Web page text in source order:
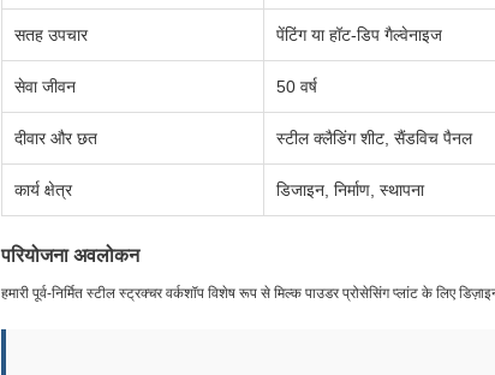
सतह उपचार पेंटिंग या हॉट-डिप गैल्वेनाइज
सेवा जीवन 50 वर्ष
दीवार और छत स्टील क्लैडिंग शीट, सैंडविच पैनल
कार्य क्षेत्र डिजाइन, निर्माण, स्थापना
परियोजना अवलोकन
हमारी पूर्व-निर्मित स्टील स्ट्रक्चर वर्कशॉप विशेष रूप से मिल्क पाउडर प्रोसेसिंग प्लांट के लिए